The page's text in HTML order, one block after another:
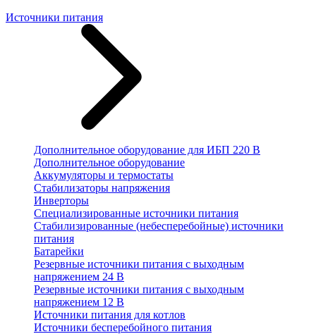
Источники питания
Дополнительное оборудование для ИБП 220 В
Дополнительное оборудование
Аккумуляторы и термостаты
Стабилизаторы напряжения
Инверторы
Специализированные источники питания
Стабилизированные (небесперебойные) источники
питания
Батарейки
Резервные источники питания с выходным
напряжением 24 В
Резервные источники питания с выходным
напряжением 12 В
Источники питания для котлов
Источники бесперебойного питания